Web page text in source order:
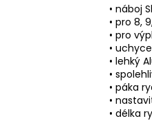
• náboj
• pro 8,
• pro
•
• lehký
•
• páka
•
• délka